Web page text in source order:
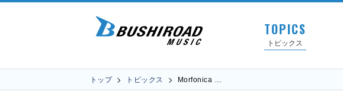
TOPICS
トピックス
トップ トピックス Morfonica …